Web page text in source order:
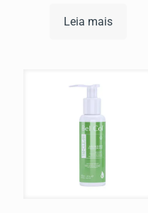
Leia mais